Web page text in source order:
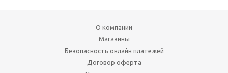
О компании
Магазины
Безопасность онлайн платежей
Договор оферта